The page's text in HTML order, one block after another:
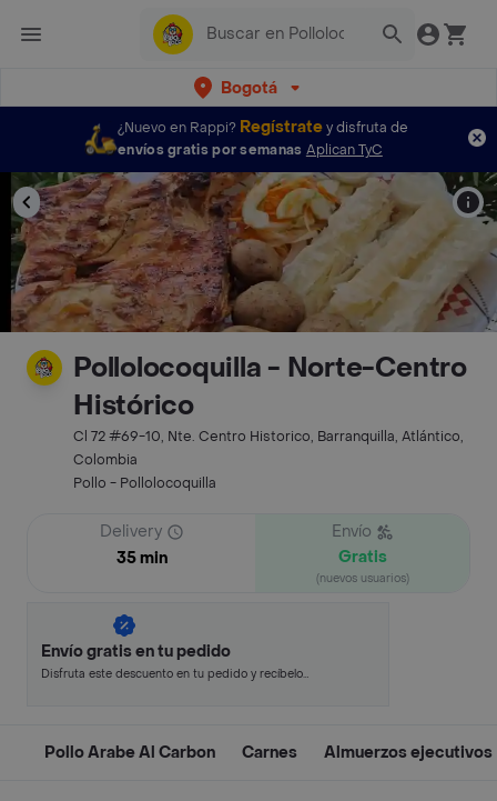
Bogotá
¿Nuevo en Rappi? Regístratey disfruta de
envíos gratis por semanas Aplican TyC
Pollolocoquilla - Norte-Centro
Histórico
Cl 72 #69-10, Nte. Centro Historico, Barranquilla, Atlántico,
Colombia
Pollo - Pollolocoquilla
Delivery
35 min
Envío
Gratis
(nuevos usuarios)
Envío gratis en tu pedido
Disfruta este descuento en tu pedido y recíbelo
Pollo Arabe Al Carbon Carnes Almuerzos ejecutivos